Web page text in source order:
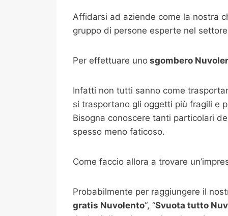
Affidarsi ad aziende come la nostra
gruppo di persone esperte nel
Per effettuare uno sgombero
Infatti non tutti sanno come
si trasportano gli oggetti più fragili e
Bisogna conoscere tanti particolari
spesso meno faticoso.
Come faccio allora a trovare
Probabilmente per raggiungere il
gratis Nuvolento“, “Svuota tutto